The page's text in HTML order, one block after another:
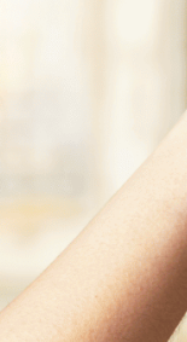
Estas cookies son
navegador para
ninguna información
Cookies Utilizadas:
ocioconcc,